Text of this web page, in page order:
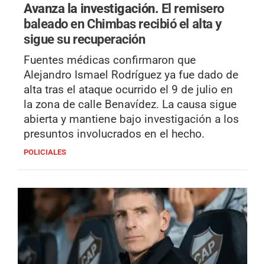
Avanza la investigación. El remisero
baleado en Chimbas recibió el alta y
sigue su recuperación
Fuentes médicas confirmaron que
Alejandro Ismael Rodríguez ya fue dado de
alta tras el ataque ocurrido el 9 de julio en
la zona de calle Benavídez. La causa sigue
abierta y mantiene bajo investigación a los
presuntos involucrados en el hecho.
POLICIALES